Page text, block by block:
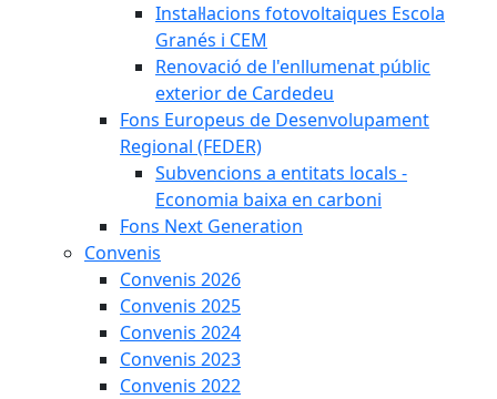
Instal·lacions fotovoltaiques Escola
Granés i CEM
Renovació de l'enllumenat públic
exterior de Cardedeu
Fons Europeus de Desenvolupament
Regional (FEDER)
Subvencions a entitats locals -
Economia baixa en carboni
Fons Next Generation
Convenis
Convenis 2026
Convenis 2025
Convenis 2024
Convenis 2023
Convenis 2022